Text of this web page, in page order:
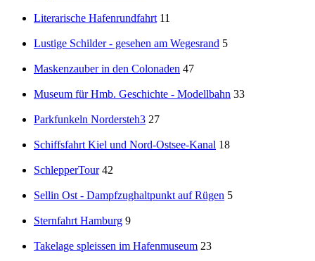
Literarische Hafenrundfahrt 11
Lustige Schilder - gesehen am Wegesrand 5
Maskenzauber in den Colonaden 47
Museum für Hmb. Geschichte - Modellbahn 33
Parkfunkeln Nordersteh3 27
Schiffsfahrt Kiel und Nord-Ostsee-Kanal 18
SchlepperTour 42
Sellin Ost - Dampfzughaltpunkt auf Rügen 5
Sternfahrt Hamburg 9
Takelage spleissen im Hafenmuseum 23